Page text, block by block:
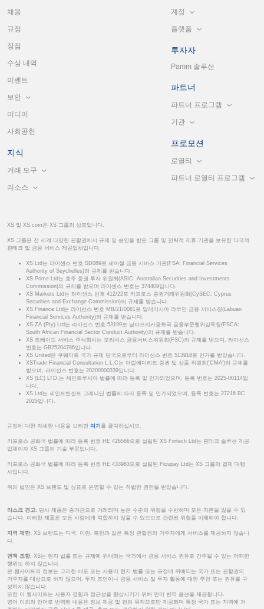
채용
규정
장점
수상 내역
이벤트
보안
미디어
사회공헌
지식
거래 도구
리소스
계정
플랫폼
투자자
Pamm 솔루션
파트너
파트너 프로그램
기관
프로모션
로열티
파트너 로열티 프로그램
XS 및 XS.com은 XS 그룹의 상표입니다.
XS 그룹은 전 세계 다양한 관할권에서 규제 및 승인을 받은 그룹 및 전략적 제휴 기관을 보유한 다국적
핀테크 및 금융 서비스 제공업체입니다.
XS Ltd는 라이센스 번호 SD089로 세이셸 금융 서비스 기관(FSA: Financial Services
Authority of Seychelles)의 규제를 받습니다.
XS Prime Ltd는 호주 증권 투자 위원회(ASIC: Australian Securities and Investments
Commission)의 규제를 받으며 라이센스 번호는 374409입니다.
XS Markets Ltd는 라이센스 번호 412/22로 키프로스 증권거래위원회(CySEC: Cyprus
Securities and Exchange Commission)의 규제를 받습니다.
XS Finance Ltd는 라이선스 번호 MB/21/0081로 말레이시아 라부안 금융 서비스청(Labuan
Financial Services Authority)의 규제를 받습니다.
XS ZA (Pty) Ltd는 라이선스 번호 53199로 남아프리카공화국 금융부문행위감독청(FSCA:
South African Financial Sector Conduct Authority)의 규제를 받습니다.
XS 트레이드 서비스 주식회사는 모리셔스 금융서비스위원회(FSC)의 규제를 받으며, 라이선스
번호는 GB25204786입니다.
XS United은 쿠웨이트 국가 규제 당국으로부터 라이선스 번호 513918로 인가를 받았습니다.
XSTrade Financial Consultation L.L.C는 아랍에미리트 증권 및 상품 위원회('CMA')의 규제를
받으며, 라이선스 번호는 20200000339입니다.
XS (LC) LTD.는 세인트루시아 법률에 따라 등록 및 인가되었으며, 등록 번호는 2025-00114입
니다.
XS Ltd는 세인트빈센트 그레나딘 법률에 따라 등록 및 인가되었으며, 등록 번호는 27216 BC
2025입니다.
규정에 대한 자세한 내용을 보려면 여기 를 클릭하십시오.
키프로스 공화국 법률에 따라 등록 번호 HE 426566으로 설립된 XS Fintech Ltd는 핀테크 솔루션 제공
업체이자 XS 그룹의 기술 부문입니다.
키프로스 공화국 법률에 따라 등록 번호 HE 433983으로 설립된 Ficupay Ltd는 XS 그룹의 결제 대행
사입니다.
위의 법인은 XS 브랜드 및 상표로 운영할 수 있는 적법한 권한을 받았습니다.
리스크 경고: 당사 제품은 증거금으로 거래되며 높은 수준의 위험을 수반하며 모든 자본을 잃을 수 있
습니다. 이러한 제품은 모든 사람에게 적합하지 않을 수 있으므로 관련된 위험을 이해해야 합니다.
지역 제한: XS 브랜드는 미국, 이란, 북한과 같은 특정 관할권의 거주자에게 서비스를 제공하지 않습니
다.
면책 조항: XS는 현지 법률 또는 규제에 위배되는 국가에서 금융 서비스 권유로 간주될 수 있는 어떠한
행위도 하지 않습니다.
본 웹사이트의 정보는 그러한 배포 또는 사용이 현지 법률 또는 규정에 위배되는 국가 또는 관할권의
거주자를 대상으로 하지 않으며, 투자 조언이나 금융 서비스 및 투자 활동에 대한 추천 또는 권유를 구
성하지 않습니다.
또한 이 웹사이트는 사용자 경험과 접근성을 향상시키기 위해 언어 번역 옵션을 제공합니다.
영어 이외의 언어로 번역된 내용은 정보 제공 및 편의 목적으로만 제공되며 특정 국가 또는 지역에 거